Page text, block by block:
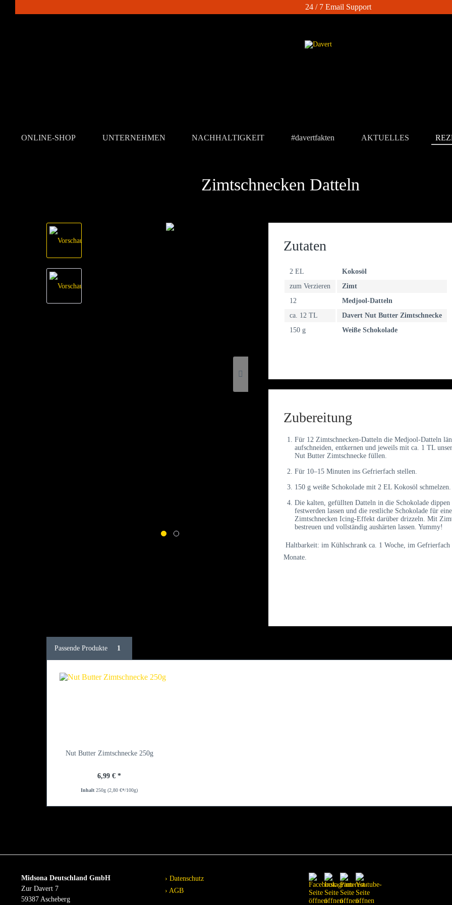
24 / 7 Email Support
ONLINE-SHOP UNTERNEHMEN NACHHALTIGKEIT #davertfakten AKTUELLES
Zimtschnecken Datteln
Zutaten
2 EL
Kokosöl
zum Verzieren
Zimt
12
Medjool-Datteln
ca. 12 TL
Davert Nut Butter Zimtschnecke
150 g
Weiße Schokolade
Zubereitung
Für 12 Zimtschnecken-Datteln die Medjool-Datteln
aufschneiden, entkernen und jeweils mit ca. 1 TL
Nut Butter Zimtschnecke füllen.
Für 10–15 Minuten ins Gefrierfach stellen.
150 g weiße Schokolade mit 2 EL Kokosöl schmelzen.
Die kalten, gefüllten Datteln in die Schokolade dippen
festwerden lassen und die restliche Schokolade für
Zimtschnecken Icing-Effekt darüber drizzeln. Mit
bestreuen und vollständig aushärten lassen. Yummy!
Haltbarkeit: im Kühlschrank ca. 1 Woche, im Gefrierfach
Monate.
Passende Produkte 1
Nut Butter Zimtschnecke 250g
6,99 € *
Inhalt250g(2,80 €*/100g)
Midsona Deutschland GmbH
Zur Davert 7
59387 Ascheberg
Datenschutz
AGB